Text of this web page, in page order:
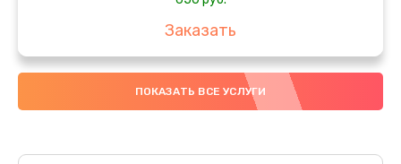
Заказать
Замена аккумулятора
4000 руб.
ПОКАЗАТЬ ВСЕ УСЛУГИ